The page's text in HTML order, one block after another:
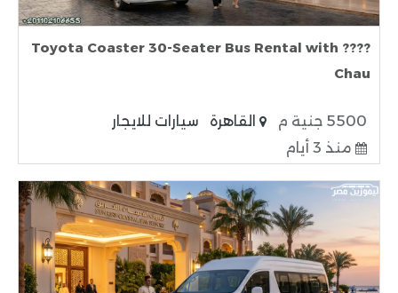
???? Toyota Coaster 30-Seater Bus Rental with
Chau
5500 جنية م القاهرة
سيارات للايجار
منذ 3 أيام